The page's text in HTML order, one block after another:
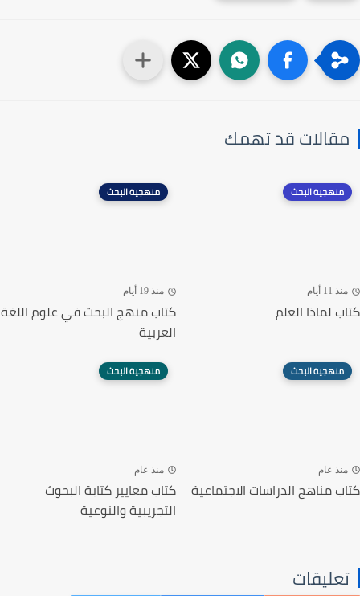
مقالات قد تهمك
منهجية البحث
منذ 11 أيام
كتاب لماذا العلم
منهجية البحث
منذ 19 أيام
كتاب منهج البحث في علوم اللغة
العربية
منهجية البحث
منذ عام
كتاب مناهج الدراسات الاجتماعية
منهجية البحث
منذ عام
كتاب معايير كتابة البحوث
التجريبية والنوعية
تعليقات